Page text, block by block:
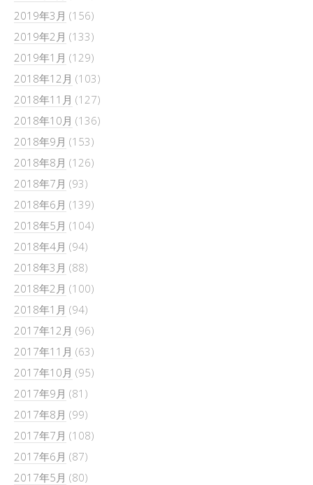
2019年3月 (156)
2019年2月 (133)
2019年1月 (129)
2018年12月 (103)
2018年11月 (127)
2018年10月 (136)
2018年9月 (153)
2018年8月 (126)
2018年7月 (93)
2018年6月 (139)
2018年5月 (104)
2018年4月 (94)
2018年3月 (88)
2018年2月 (100)
2018年1月 (94)
2017年12月 (96)
2017年11月 (63)
2017年10月 (95)
2017年9月 (81)
2017年8月 (99)
2017年7月 (108)
2017年6月 (87)
2017年5月 (80)